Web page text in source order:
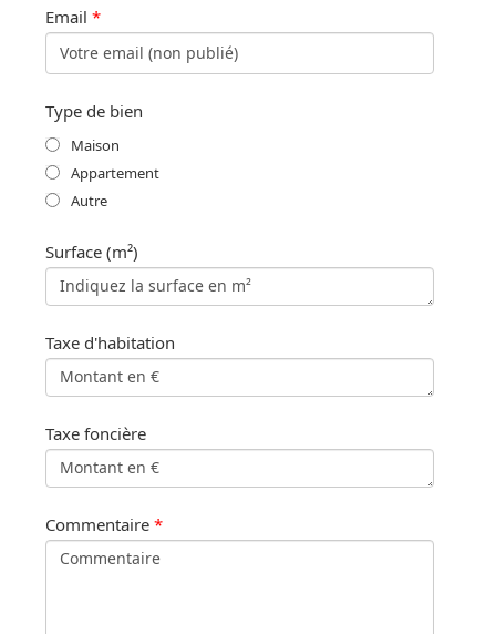
Email *
Type de bien
Maison
Appartement
Autre
Surface (m²)
Taxe d'habitation
Taxe foncière
Commentaire *